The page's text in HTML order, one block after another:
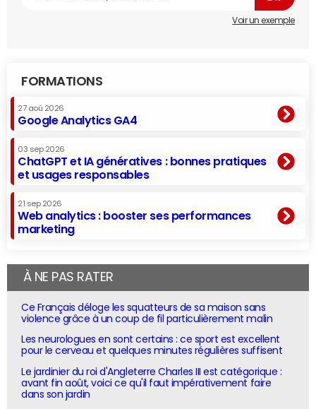
Voir un exemple
FORMATIONS
27 aoû 2026
Google Analytics GA4
03 sep 2026
ChatGPT et IA génératives : bonnes pratiques
et usages responsables
21 sep 2026
Web analytics : booster ses performances
marketing
À NE PAS RATER
Ce Français déloge les squatteurs de sa maison sans
violence grâce à un coup de fil particulièrement malin
Les neurologues en sont certains : ce sport est excellent
pour le cerveau et quelques minutes régulières suffisent
Le jardinier du roi d'Angleterre Charles III est catégorique :
avant fin août, voici ce qu'il faut impérativement faire
dans son jardin